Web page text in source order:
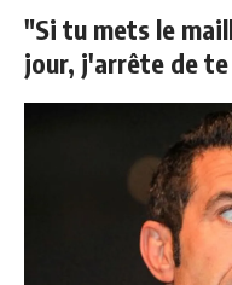
"Si tu mets le
jour, j'arrête de